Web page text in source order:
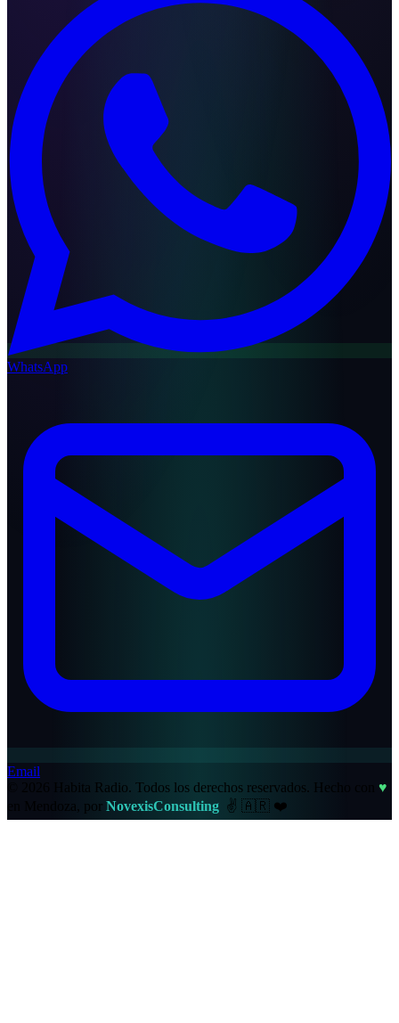
WhatsApp
Email
© 2026 Habita Radio. Todos los derechos reservados.
Hecho con ♥
en Mendoza, por NovexisConsulting ✌️ 🇦🇷 ❤️